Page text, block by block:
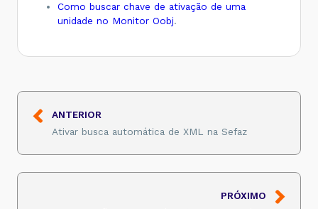
Como buscar chave de ativação de uma
unidade no Monitor Oobj.
ANTERIOR
Ativar busca automática de XML na Sefaz
PRÓXIMO